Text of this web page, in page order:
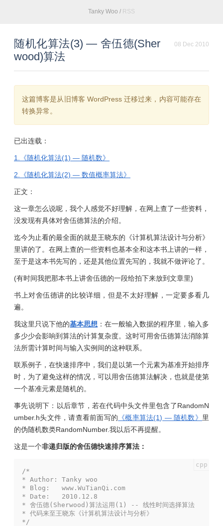
Tanky Woo / RSS
随机化算法(3) — 舍伍德(Sher
wood)算法
08 Dec 2010
这篇博客是从旧博客 WordPress 迁移过来，内容可能存在
转换异常。
已出连载：
1.《随机化算法(1) — 随机数》
2.《随机化算法(2) — 数值概率算法》
正文：
这一章怎么说呢，我个人感觉不好理解，在网上查了一些资料，
没发现有具体对舍伍德算法的介绍。
迄今为止看的最全面的就是王晓东的《计算机算法设计与分析》
里讲的了。在网上查的一些资料也基本全和这本书上讲的一样，
至于是这本书先写的，还是其他位置先写的，我就不做评论了。
(有时间我把那本书上讲舍伍德的一段给拍下来放到文章里)
书上对舍伍德讲的比较详细，但是不太好理解，一定要多看几
遍。
我这里只说下他的基本思想 ：在一般输入数据的程序里，输入多
多少少会影响到算法的计算复杂度。这时可用舍伍德算法消除算
法所需计算时间与输入实例间的这种联系。
联系例子，在快速排序中，我们是以第一个元素为基准开始排序
时，为了避免这样的情况，可以用舍伍德算法解决，也就是使第
一个基准元素是随机的。
事先说明下：以后章节，若在代码中头文件里包含了RandomN
umber.h头文件，请查看前面写的 《概率算法(1) — 随机数》 里
的伪随机数类RandomNumber.我以后不再提醒。
这是一个非递归版的舍伍德快速排序算法：
/*
* Author: Tanky woo
* Blog:   www.WuTianQi.com
* Date:   2010.12.8
* 舍伍德(Sherwood)算法运用(1) -- 线性时间选择算法
* 代码来至王晓东《计算机算法设计与分析》
*/